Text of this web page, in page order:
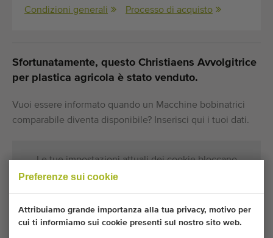
Preferenze sui cookie
Attribuiamo grande importanza alla tua privacy, motivo per
cui ti informiamo sui cookie presenti sul nostro sito web.
Condizioni generali Processo di acquisto
Sfortunatamente, questo Christiaens Avvolgitrice
per plastica agricola è stato venduto.
Vuoi essere informato quando un Macchine bobinatrici
comparabile diventa disponibile? Inserisci qui i tuoi dati.
Le tue impostazioni attuali dei cookie bloccano
questa parte. Modifica le tue impostazioni dei cookie
MODIFICA LE IMPOSTAZIONI DEI COOKIE